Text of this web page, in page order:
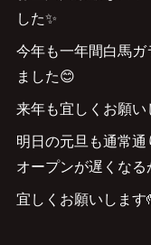
した✨
今年も一年間白馬
ました😊
来年も宜しくお願い
明日の元旦も通常
オープンが遅くな
宜しくお願いします